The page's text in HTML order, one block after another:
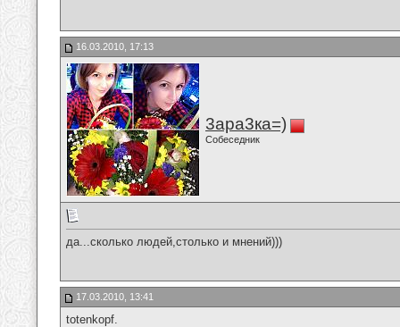
16.03.2010, 17:13
3ара3ка=)
Собеседник
да...сколько людей,столько и мнений)))
17.03.2010, 13:41
totenkopf.